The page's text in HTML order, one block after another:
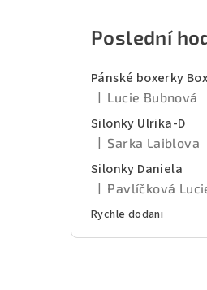
Poslední
Pánské boxerky
Hodnocení produktu
Lucie Bubnová
Silonky Ulrika-D
Hodnocení produktu
Sarka Laiblova
Silonky Daniela
Hodnocení produktu
Pavlíčková
Rychle dodani